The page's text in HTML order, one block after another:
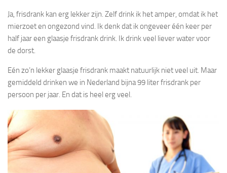
Ja, frisdrank kan erg lekker zijn. Zelf drink ik het amper, omdat ik het
mierzoet en ongezond vind. Ik denk dat ik ongeveer één keer per
half jaar een glaasje frisdrank drink. Ik drink veel liever water voor
de dorst.
Eén zo’n lekker glaasje frisdrank maakt natuurlijk niet veel uit. Maar
gemiddeld drinken we in Nederland bijna 99 liter frisdrank per
persoon per jaar. En dat is heel erg veel.